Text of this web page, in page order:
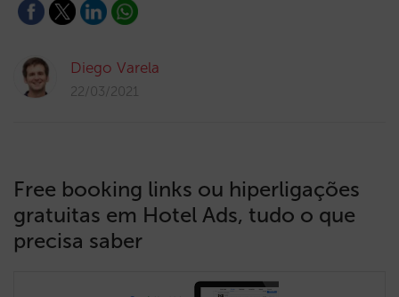
Diego Varela
22/03/2021
Free booking links ou hiperligações
gratuitas em Hotel Ads, tudo o que
precisa saber